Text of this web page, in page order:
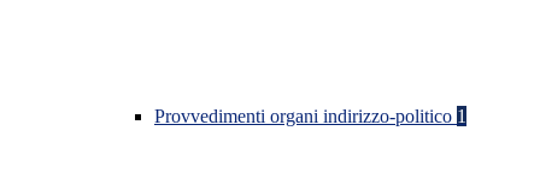
Provvedimenti organi indirizzo-politico 1